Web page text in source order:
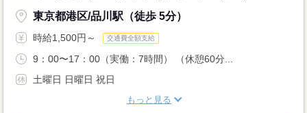
東京都港区/品川駅（徒歩 5分）
時給1,500円～ 交通費全額支給
9：00〜17：00（実働：7時間） （休憩60分...
土曜日 日曜日 祝日
もっと見る